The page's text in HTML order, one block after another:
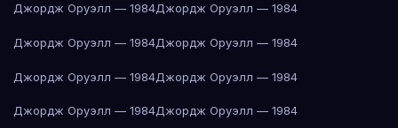
Джордж Оруэлл — 1984Джордж Оруэлл — 1984
Джордж Оруэлл — 1984Джордж Оруэлл — 1984
Джордж Оруэлл — 1984Джордж Оруэлл — 1984
Джордж Оруэлл — 1984Джордж Оруэлл — 1984